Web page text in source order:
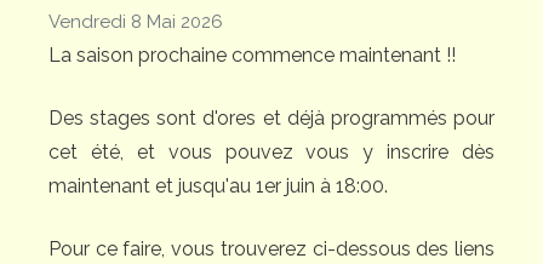
Vendredi 8 Mai 2026
La saison prochaine commence maintenant !!
Des stages sont d'ores et déjà programmés pour
cet été, et vous pouvez vous y inscrire dès
maintenant et jusqu'au 1er juin à 18:00.
Pour ce faire, vous trouverez ci-dessous des liens